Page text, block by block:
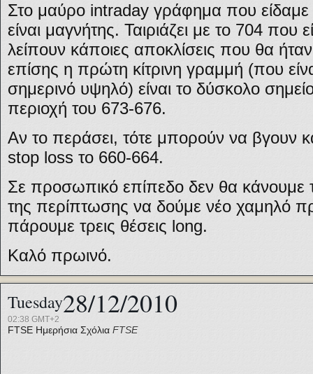
Στο μαύρο intraday γράφημα που είδαμε
είναι μαγνήτης. Ταιριάζει με το 704
λείπουν κάποιες αποκλίσεις που θα ήταν
επίσης η πρώτη κίτρινη γραμμή (που
σημερινό υψηλό) είναι το δύσκολο
περιοχή του 673-676.
Αν το περάσει, τότε μπορούν να βγουν
stop loss το 660-664.
Σε προσωπικό επίπεδο δεν θα κάνουμε
της περίπτωσης να δούμε νέο χαμηλό
πάρουμε τρεις θέσεις long.
Καλό πρωινό.
Tuesday28/12/2010
02:38 GMT+2
FTSE Ημερήσια Σχόλια FTSE